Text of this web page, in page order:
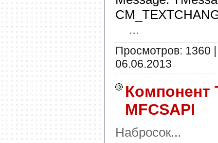
...
Просмотров: 1360
06.06.2013
Компонент
MFCSAPI
Набросок...